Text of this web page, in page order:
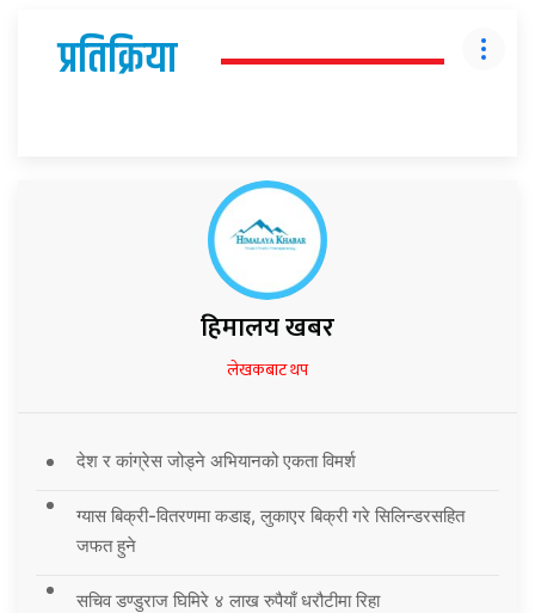
प्रतिक्रिया
हिमालय खबर
लेखकबाट थप
देश र कांग्रेस जोड्ने अभियानको एकता विमर्श
ग्यास बिक्री-वितरणमा कडाइ, लुकाएर बिक्री गरे सिलिन्डरसहित
जफत हुने
सचिव डण्डुराज घिमिरे ४ लाख रुपैयाँ धरौटीमा रिहा